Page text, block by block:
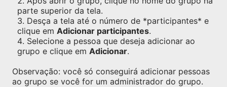
parte superior da tela.
Desça a tela até o número de *participantes* e
clique em Adicionar participantes.
Selecione a pessoa que deseja adicionar ao
grupo e clique em Adicionar.
Observação: você só conseguirá adicionar pessoas
ao grupo se você for um administrador do grupo.